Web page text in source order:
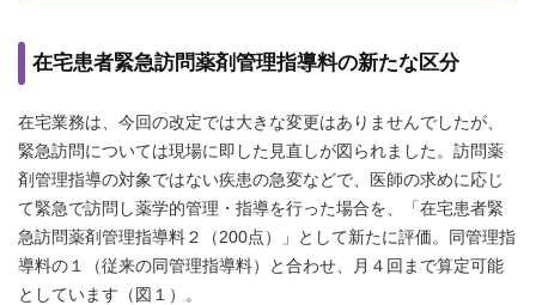
在宅患者緊急訪問薬剤管理指導料の新たな区分
在宅業務は、今回の改定では大きな変更はありませんでしたが、
緊急訪問については現場に即した見直しが図られました。訪問薬
剤管理指導の対象ではない疾患の急変などで、医師の求めに応じ
て緊急で訪問し薬学的管理・指導を行った場合を、「在宅患者緊
急訪問薬剤管理指導料２（200点）」として新たに評価。同管理指
導料の１（従来の同管理指導料）と合わせ、月４回まで算定可能
としています（図１）。